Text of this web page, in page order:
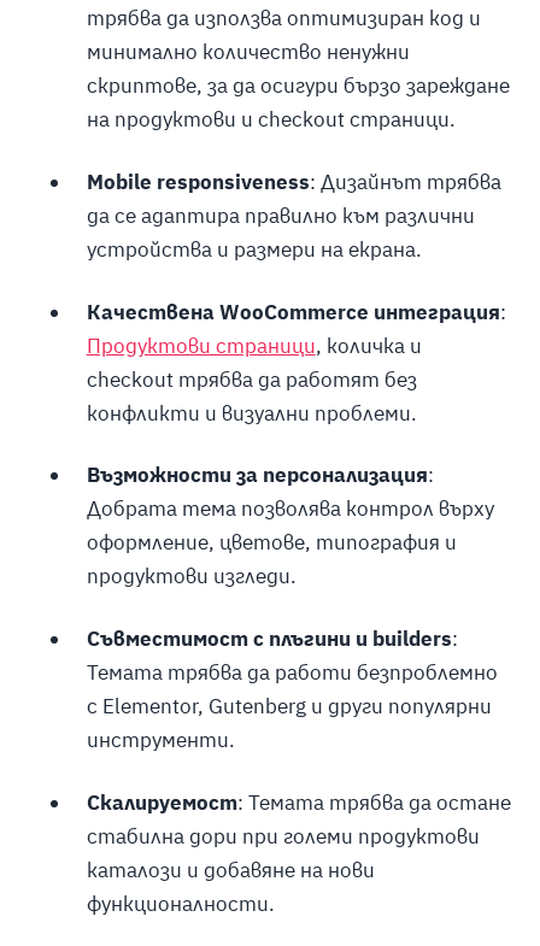
трябва да използва оптимизиран код и
минимално количество ненужни
скриптове, за да осигури бързо зареждане
на продуктови и checkout страници.
Mobile responsiveness: Дизайнът трябва
да се адаптира правилно към различни
устройства и размери на екрана.
Качествена WooCommerce интеграция:
Продуктови страници, количка и
checkout трябва да работят без
конфликти и визуални проблеми.
Възможности за персонализация:
Добрата тема позволява контрол върху
оформление, цветове, типография и
продуктови изгледи.
Съвместимост с плъгини и builders:
Темата трябва да работи безпроблемно
с Elementor, Gutenberg и други популярни
инструменти.
Скалируемост: Темата трябва да остане
стабилна дори при големи продуктови
каталози и добавяне на нови
функционалности.